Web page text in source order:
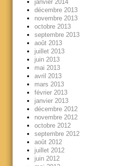
janvier 2014
décembre 2013
novembre 2013
octobre 2013
septembre 2013
août 2013
juillet 2013
juin 2013
mai 2013
avril 2013
mars 2013
février 2013
janvier 2013
décembre 2012
novembre 2012
octobre 2012
septembre 2012
août 2012
juillet 2012
juin 2012